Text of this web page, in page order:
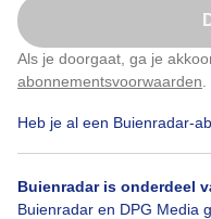
Als je doorgaat, ga je
abonnementsvoorwaarden
Heb je al een Buienradar-
Buienradar is onderdeel
Buienradar en DPG Media
Schaatspret op een
met pylonnen is
Door: ria brasser Gemaakt:
Waterigekunstijsbaan
Klik hier